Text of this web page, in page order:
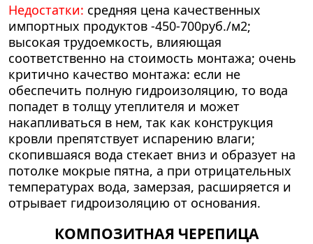
Недостатки: средняя цена качественных
импортных продуктов -450-700руб./м2;
высокая трудоемкость, влияющая
соответственно на стоимость монтажа; очень
критично качество монтажа: если не
обеспечить полную гидроизоляцию, то вода
попадет в толщу утеплителя и может
накапливаться в нем, так как конструкция
кровли препятствует испарению влаги;
скопившаяся вода стекает вниз и образует на
потолке мокрые пятна, а при отрицательных
температурах вода, замерзая, расширяется и
отрывает гидроизоляцию от основания.
КОМПОЗИТНАЯ ЧЕРЕПИЦА